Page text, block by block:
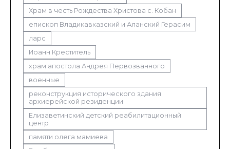
Храм в честь Рождества Христова с. Кобан
епископ Владикавказский и Аланский Герасим
ларс
Иоанн Креститель
храм апостола Андрея Первозванного
военные
реконструкция исторического здания
архиерейской резиденции
Елизаветинский детский реабилитационный
центр
памяти олега мамиева